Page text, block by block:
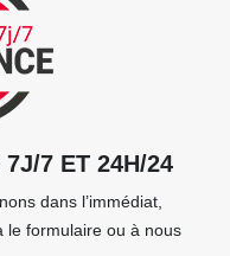
7J/7 ET 24H/24
dans l’immédiat,
le formulaire ou à nous